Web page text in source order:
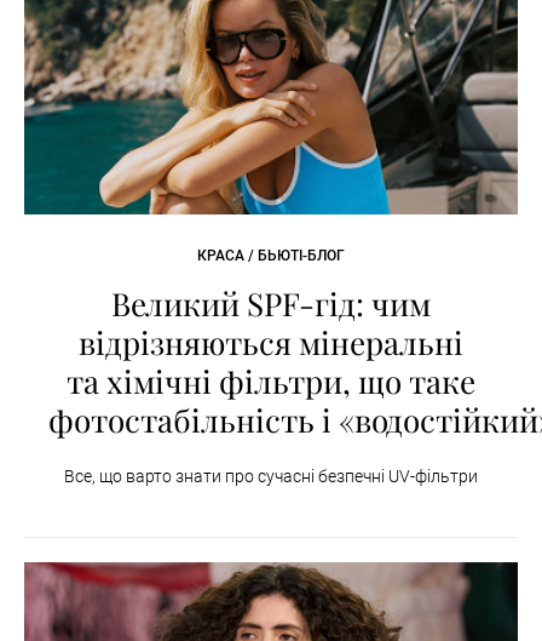
КРАСА / БЬЮТІ-БЛОГ
Великий SPF-гід: чим
відрізняються мінеральні
та хімічні фільтри, що таке
фотостабільність і
Все, що варто знати про сучасні безпечні UV-фільтри